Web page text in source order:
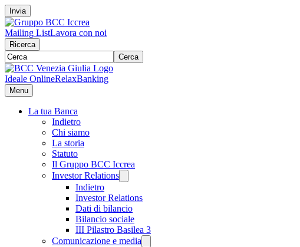
Invia
Mailing ListLavora con noi
Ricerca
Cerca
Ideale OnlineRelaxBanking
Menu
La tua Banca
Indietro
Chi siamo
La storia
Statuto
Il Gruppo BCC Iccrea
Investor Relations
Indietro
Investor Relations
Dati di bilancio
Bilancio sociale
III Pilastro Basilea 3
Comunicazione e media